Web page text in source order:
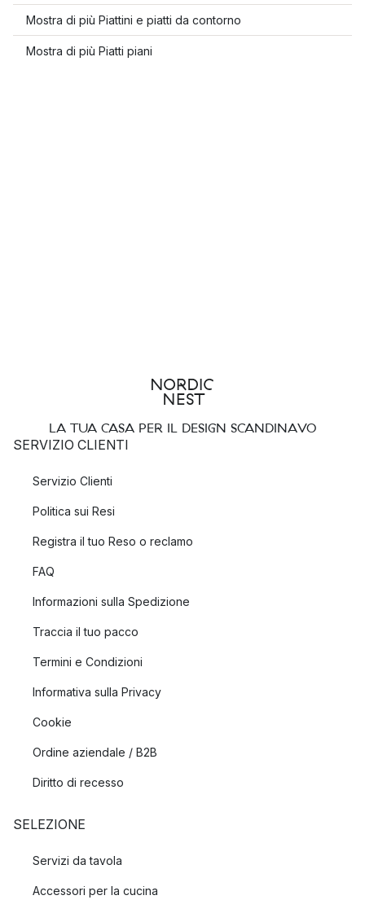
Mostra di più Piattini e piatti da contorno
Mostra di più Piatti piani
LA TUA CASA PER IL DESIGN SCANDINAVO
SERVIZIO CLIENTI
Servizio Clienti
Politica sui Resi
Registra il tuo Reso o reclamo
FAQ
Informazioni sulla Spedizione
Traccia il tuo pacco
Termini e Condizioni
Informativa sulla Privacy
Cookie
Ordine aziendale / B2B
Diritto di recesso
SELEZIONE
Servizi da tavola
Accessori per la cucina